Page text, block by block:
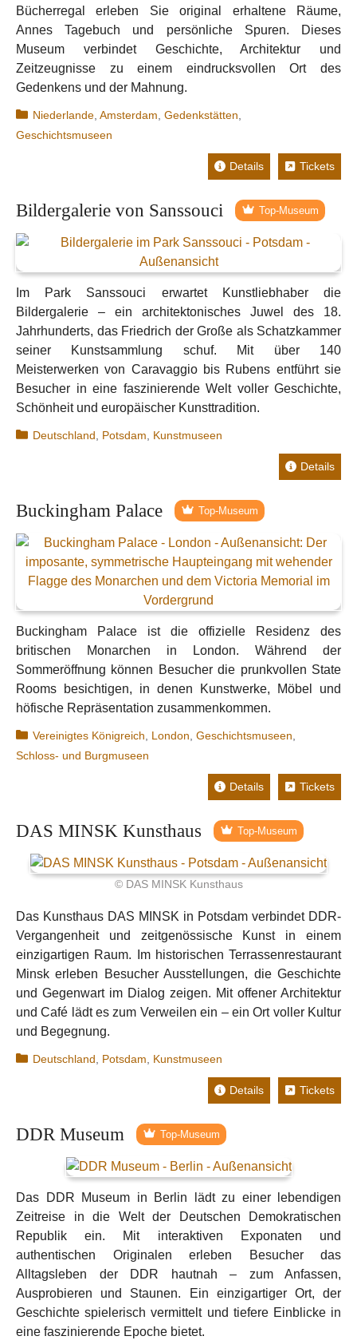
Bücherregal erleben Sie original erhaltene Räume,
Annes Tagebuch und persönliche Spuren. Dieses
Museum verbindet Geschichte, Architektur und
Zeitzeugnisse zu einem eindrucksvollen Ort des
Gedenkens und der Mahnung.
Kategorien
Niederlande ,Amsterdam ,Gedenkstätten
Geschichtsmuseen
Details Tickets
Bildergalerie von Sanssouci Top-Museum
Im Park Sanssouci erwartet Kunstliebhaber die
Bildergalerie – ein architektonisches Juwel des 18.
Jahrhunderts, das Friedrich der Große als Schatzkammer
seiner Kunstsammlung schuf. Mit über 140
Meisterwerken von Caravaggio bis Rubens entführt sie
Besucher in eine faszinierende Welt voller Geschichte,
Schönheit und europäischer Kunsttradition.
Kategorien
Deutschland Potsdam Kunstmuseen
Details
Buckingham Palace Top-Museum
Buckingham Palace ist die offizielle Residenz des
britischen Monarchen in London. Während der
Sommeröffnung können Besucher die prunkvollen State
Rooms besichtigen, in denen Kunstwerke, Möbel und
höfische Repräsentation zusammenkommen.
Kategorien
Vereinigtes Königreich London ,Geschichtsmuseen
Schloss- und Burgmuseen
Details Tickets
DAS MINSK Kunsthaus Top-Museum
© DAS MINSK Kunsthaus
Das Kunsthaus DAS MINSK in Potsdam verbindet DDR-
Vergangenheit und zeitgenössische Kunst in einem
einzigartigen Raum. Im historischen Terrassenrestaurant
Minsk erleben Besucher Ausstellungen, die Geschichte
und Gegenwart im Dialog zeigen. Mit offener Architektur
und Café lädt es zum Verweilen ein – ein Ort voller Kultur
und Begegnung.
Kategorien
Deutschland Potsdam Kunstmuseen
Details Tickets
DDR Museum Top-Museum
Das DDR Museum in Berlin lädt zu einer lebendigen
Zeitreise in die Welt der Deutschen Demokratischen
Republik ein. Mit interaktiven Exponaten und
authentischen Originalen erleben Besucher das
Alltagsleben der DDR hautnah – zum Anfassen,
Ausprobieren und Staunen. Ein einzigartiger Ort, der
Geschichte spielerisch vermittelt und tiefere Einblicke in
eine faszinierende Epoche bietet.